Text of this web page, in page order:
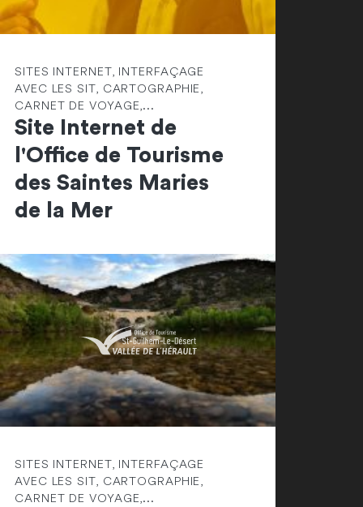
SITES INTERNET, INTERFAÇAGE
AVEC LES SIT, CARTOGRAPHIE,
CARNET DE VOYAGE,...
Site Internet de
l'Office de Tourisme
des Saintes Maries
de la Mer
SITES INTERNET, INTERFAÇAGE
AVEC LES SIT, CARTOGRAPHIE,
CARNET DE VOYAGE,...